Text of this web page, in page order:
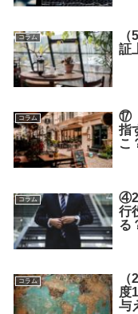
コラム
証
コラム
⑰
指
こ
コラム
行
る
コラム
度
与